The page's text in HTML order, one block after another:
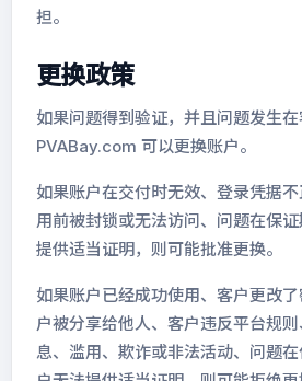
担。
更换政策
如果问题得到验证，并且问题发生在
PVABay.com 可以更换账户。
如果账户在交付时无效、登录凭据
用前被封锁或无法访问、问题在保
提供适当证明，则可能批准更换。
如果账户已经成功使用、客户更改
户被分享给他人、客户违反平台规
息、滥用、欺诈或非法活动、问题